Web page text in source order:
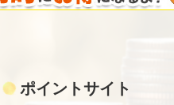
ポイントサイト